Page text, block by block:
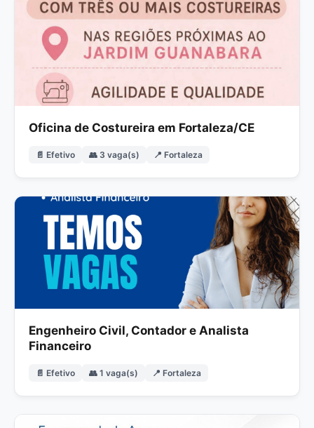
Oficina de Costureira em Fortaleza/CE
📄 Efetivo 👥 3 vaga(s) 📍 Fortaleza
Engenheiro Civil, Contador e Analista
Financeiro
📄 Efetivo 👥 1 vaga(s) 📍 Fortaleza